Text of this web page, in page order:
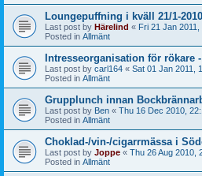
Loungepuffning i kväll 21/1-2010
Last post by Härelind « Fri 21 Jan 2011,
Posted in Allmänt
Intresseorganisation för rökare
Last post by carl164 « Sat 01 Jan 2011,
Posted in Allmänt
Grupplunch innan
Last post by Ben « Thu 16 Dec 2010,
Posted in Allmänt
Choklad-/vin-/cigarrmässa i
Last post by Joppe « Thu 26 Aug 2010,
Posted in Allmänt